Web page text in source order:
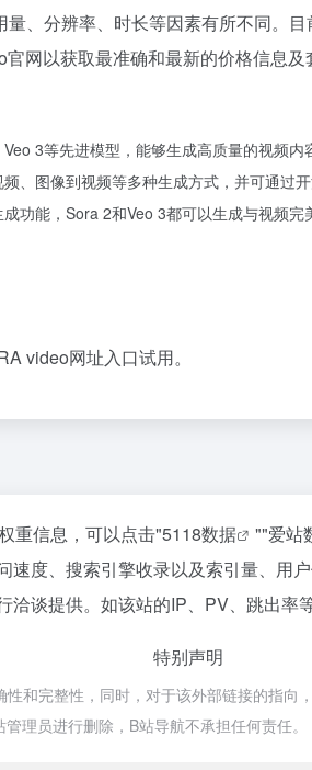
、分辨率、时长等因素有所不同。
网以获取最准确和最新的价格信息及
3等先进模型，能够生成高质量的视频内
、图像到视频等多种生成方式，并可通过
功能，Sora 2和Veo 3都可以生成与视频
video网址入口试用。
重信息，可以点击"5118数据 ""爱站
度、搜索引擎收录以及索引量、用
谈提供。如该站的IP、PV、跳出率
特别声明
和完整性，同时，对于该外部链接的指
理员进行删除，B站导航不承担任何责任。